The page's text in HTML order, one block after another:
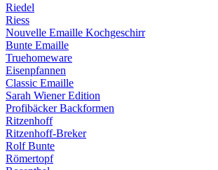
Riedel
Riess
Nouvelle Emaille Kochgeschirr
Bunte Emaille
Truehomeware
Eisenpfannen
Classic Emaille
Sarah Wiener Edition
Profibäcker Backformen
Ritzenhoff
Ritzenhoff-Breker
Rolf Bunte
Römertopf